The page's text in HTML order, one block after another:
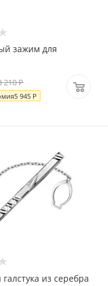
зажим для
210Р
5 945 Р
из серебра